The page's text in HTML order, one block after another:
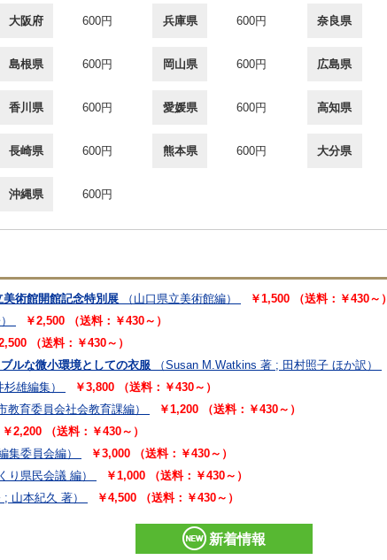
大阪府 600円 兵庫県 600円 奈良県
島根県 600円 岡山県 600円 広島県
香川県 600円 愛媛県 600円 高知県
長崎県 600円 熊本県 600円 大分県
沖縄県 600円
術館開館記念特別展 （山口県立美術館編）
￥1,500 （送料：￥430～）
￥2,500 （送料：￥430～）
（送料：￥430～）
ルな微小環境としての衣服
（Susan M.Watkins 著 ; 田村照子 ほか訳）
雄編集）
￥3,800 （送料：￥430～）
教育委員会社会教育課編）
￥1,200 （送料：￥430～）
￥2,200 （送料：￥430～）
集委員会編）
￥3,000 （送料：￥430～）
り県民会議 編）
￥1,000 （送料：￥430～）
山本紀久 著） ￥4,500 （送料：￥430～）
新着情報